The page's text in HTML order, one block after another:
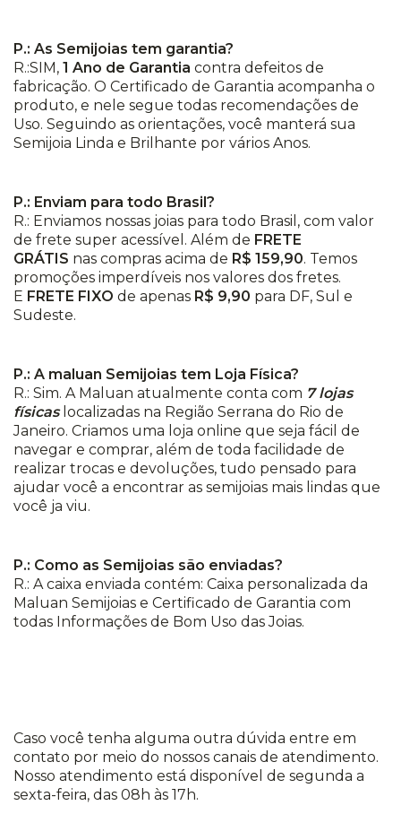
P.: As Semijoias tem garantia?
R.:SIM, 1 Ano de Garantia contra defeitos de
fabricação. O Certificado de Garantia acompanha o
produto, e nele segue todas recomendações de
Uso. Seguindo as orientações, você manterá sua
Semijoia Linda e Brilhante por vários Anos.
P.: Enviam para todo Brasil?
R.: Enviamos nossas joias para todo Brasil, com valor
de frete super acessível. Além de FRETE
GRÁTIS nas compras acima de R$ 159,90. Temos
promoções imperdíveis nos valores dos fretes.
E FRETE FIXO de apenas R$ 9,90 para DF, Sul e
Sudeste.
P.: A maluan Semijoias tem Loja Física?
R.: Sim. A Maluan atualmente conta com 7 lojas
físicaslocalizadas na Região Serrana do Rio de
Janeiro. Criamos uma loja online que seja fácil de
navegar e comprar, além de toda facilidade de
realizar trocas e devoluções, tudo pensado para
ajudar você a encontrar as semijoias mais lindas que
você ja viu.
P.: Como as Semijoias são enviadas?
R.: A caixa enviada contém: Caixa personalizada da
Maluan Semijoias e Certificado de Garantia com
todas Informações de Bom Uso das Joias.
Caso você tenha alguma outra dúvida entre em
contato por meio do nossos canais de atendimento.
Nosso atendimento está disponível de segunda a
sexta-feira, das 08h às 17h.